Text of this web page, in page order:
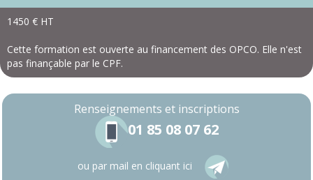
1450 € HT
Cette formation est ouverte au financement des OPCO. Elle n'est
pas finançable par le CPF.
Renseignements et inscriptions
01 85 08 07 62
ou par mail en cliquant ici